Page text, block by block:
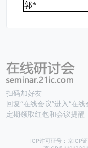
郭*
扫码加好友
回复“在线会议”进入“在线
定期领取红包和会议提醒
ICP许可证号：京ICP